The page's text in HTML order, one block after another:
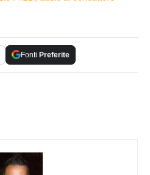
Fonti Preferite